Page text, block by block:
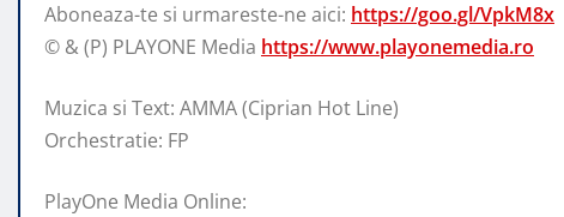
Aboneaza-te si urmareste-ne aici: https://goo.gl/VpkM8x
© & (P) PLAYONE Media https://www.playonemedia.ro
Muzica si Text: AMMA (Ciprian Hot Line)
Orchestratie: FP
PlayOne Media Online: